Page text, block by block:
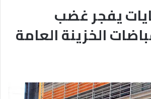
يفجر غضب
الخزينة العامة